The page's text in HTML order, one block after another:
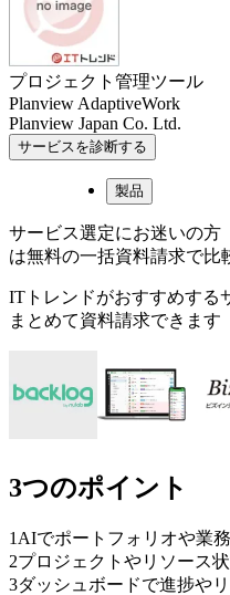
プロジェクト管理ツール
Planview AdaptiveWork
Planview Japan Co. Ltd.
サービスを診断する
製品
サービス選定にお迷いの方
は無料の一括資料請求で比
ITトレンドがおすすめする
まとめて資料請求できます
3つのポイント
1 AIでポートフォリオや業
2プロジェクトやリソース
3ダッシュボードで進捗や